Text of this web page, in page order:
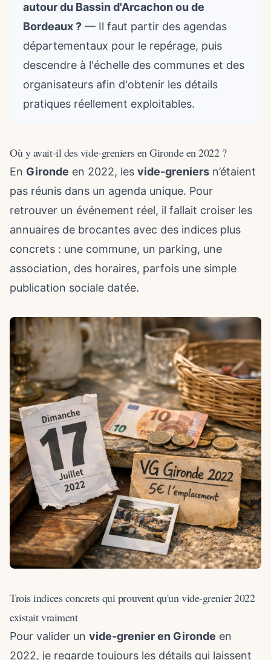
autour du Bassin d'Arcachon ou de
Bordeaux ? — Il faut partir des agendas
départementaux pour le repérage, puis
descendre à l'échelle des communes et des
organisateurs afin d'obtenir les détails
pratiques réellement exploitables.
Où y avait-il des vide-greniers en Gironde en 2022 ?
En Gironde en 2022, les vide-greniers n’étaient
pas réunis dans un agenda unique. Pour
retrouver un événement réel, il fallait croiser les
annuaires de brocantes avec des indices plus
concrets : une commune, un parking, une
association, des horaires, parfois une simple
publication sociale datée.
Trois indices concrets qui prouvent qu'un vide-grenier 2022
existait vraiment
Pour valider un vide-grenier en Gironde en
2022, je regarde toujours les détails qui laissent